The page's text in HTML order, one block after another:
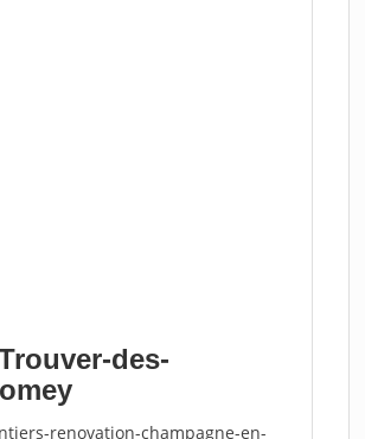
des-
renovation-champagne-en-